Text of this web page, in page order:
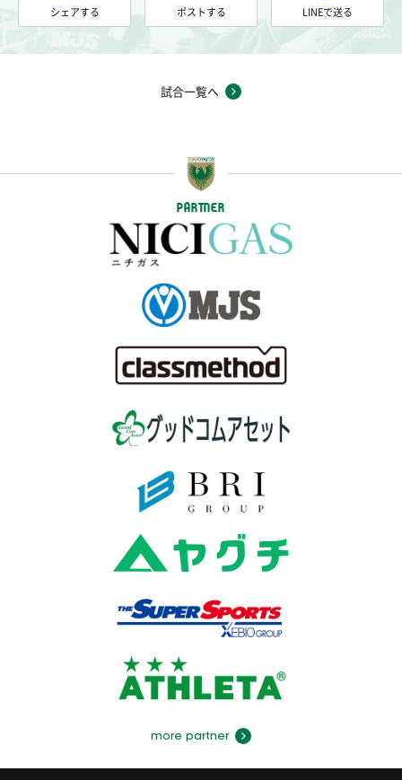
シェアする ポストする LINEで送る
試合一覧へ
PARTNER
more partner